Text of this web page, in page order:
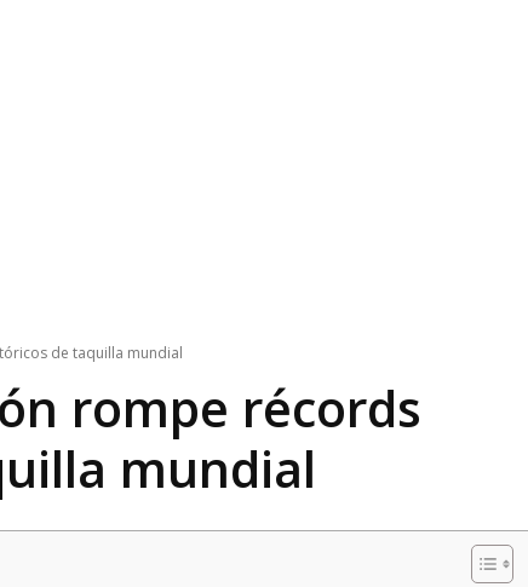
de taquilla mundial
rompe récords
mundial